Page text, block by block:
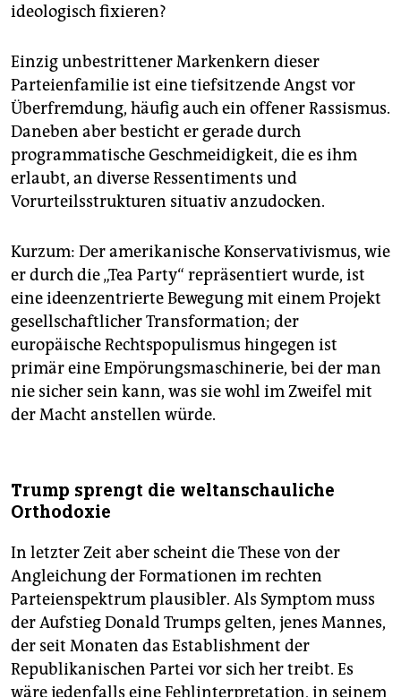
ideologisch fixieren?
Einzig unbestrittener Markenkern dieser
Parteienfamilie ist eine tiefsitzende Angst vor
Überfremdung, häufig auch ein offener Rassismus.
Daneben aber besticht er gerade durch
programmatische Geschmeidigkeit, die es ihm
erlaubt, an diverse Ressentiments und
Vorurteilsstrukturen situativ anzudocken.
Kurzum: Der amerikanische Konservativismus, wie
er durch die „Tea Party“ repräsentiert wurde, ist
eine ideenzentrierte Bewegung mit einem Projekt
gesellschaftlicher Transformation; der
europäische Rechtspopulismus hingegen ist
primär eine Empörungsmaschinerie, bei der man
nie sicher sein kann, was sie wohl im Zweifel mit
der Macht anstellen würde.
Trump sprengt die weltanschauliche
Orthodoxie
In letzter Zeit aber scheint die These von der
Angleichung der Formationen im rechten
Parteienspektrum plausibler. Als Symptom muss
der Aufstieg Donald Trumps gelten, jenes Mannes,
der seit Monaten das Establishment der
Republikanischen Partei vor sich her treibt. Es
wäre jedenfalls eine Fehlinterpretation, in seinem